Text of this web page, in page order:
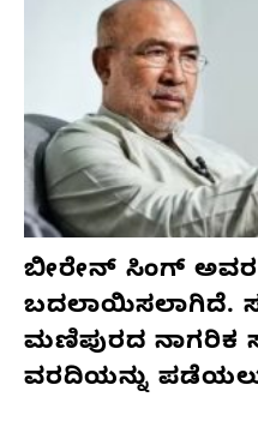
ಬೀರೇನ್ ಸಿಂಗ್
ಬದಲಾಯಿಸಲಾಗಿದೆ.
ಮಣಿಪುರದ ನಾಗರಿಕ
ವರದಿಯನ್ನು ಪಡೆಯಲು